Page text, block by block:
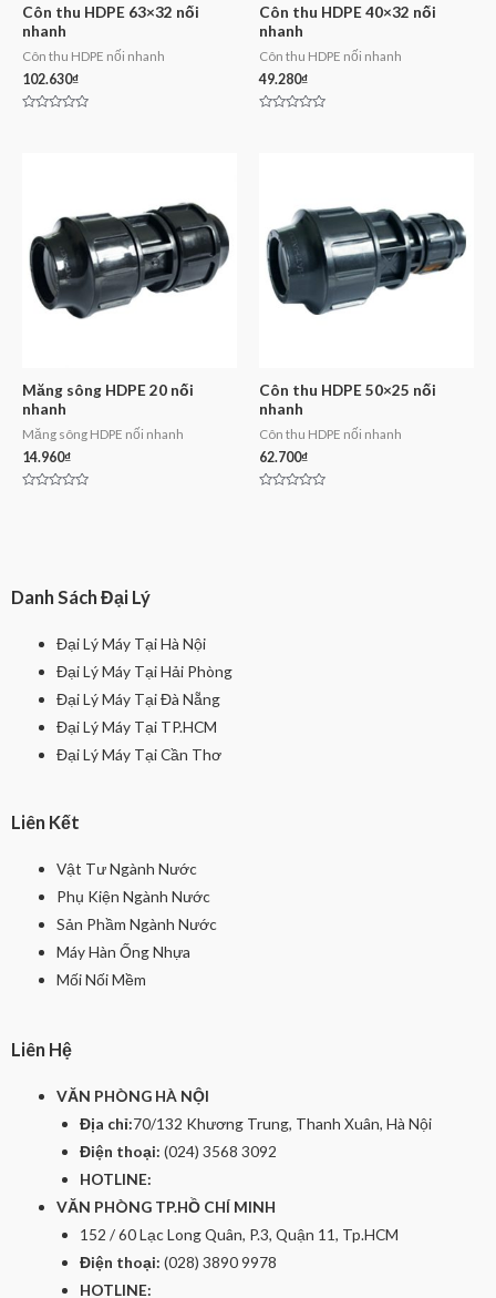
Côn thu HDPE 63×32 nối
nhanh
Côn thu HDPE nối nhanh
102.630₫
Côn thu HDPE 40×32 nối
nhanh
Côn thu HDPE nối nhanh
49.280₫
Măng sông HDPE 20 nối
nhanh
Măng sông HDPE nối nhanh
14.960₫
Côn thu HDPE 50×25 nối
nhanh
Côn thu HDPE nối nhanh
62.700₫
Danh Sách Đại Lý
Đại Lý Máy Tại Hà Nội
Đại Lý Máy Tại Hải Phòng
Đại Lý Máy Tại Đà Nẵng
Đại Lý Máy Tại TP.HCM
Đại Lý Máy Tại Cần Thơ
Liên Kết
Vật Tư Ngành Nước
Phụ Kiện Ngành Nước
Sản Phầm Ngành Nước
Máy Hàn Ống Nhựa
Mối Nối Mềm
Liên Hệ
VĂN PHÒNG HÀ NỘI
Địa chỉ:70/132 Khương Trung, Thanh Xuân, Hà Nội
Điện thoại: (024) 3568 3092
HOTLINE:
VĂN PHÒNG TP.HỒ CHÍ MINH
152 / 60 Lạc Long Quân, P.3, Quận 11, Tp.HCM
Điện thoại: (028) 3890 9978
HOTLINE: